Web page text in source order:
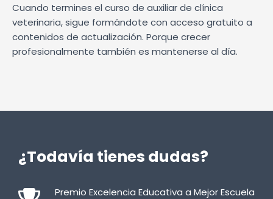
Cuando termines el curso de auxiliar de clínica
veterinaria, sigue formándote con acceso gratuito a
contenidos de actualización. Porque crecer
profesionalmente también es mantenerse al día.
¿Todavía tienes dudas?
Premio Excelencia Educativa a Mejor Escuela